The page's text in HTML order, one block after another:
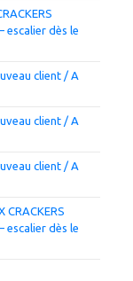
escalier dès le
client / A
client / A
client / A
CRACKERS
escalier dès le